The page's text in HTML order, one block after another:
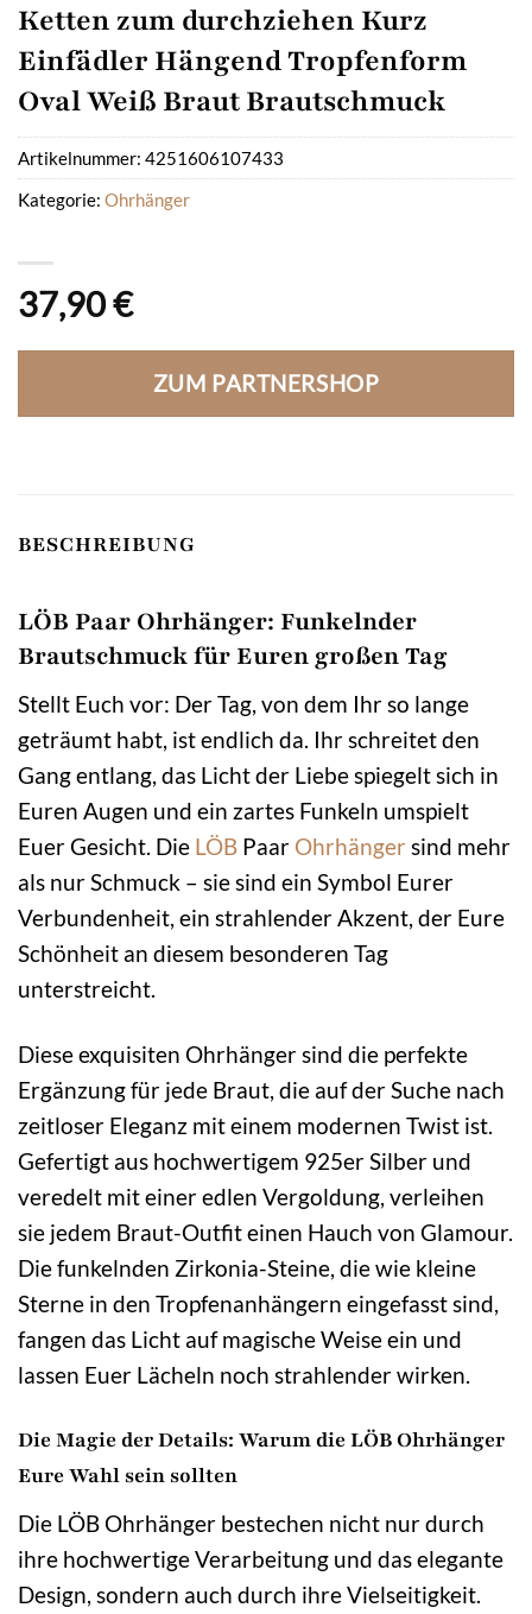
Ketten zum durchziehen Kurz
Einfädler Hängend Tropfenform
Oval Weiß Braut Brautschmuck
37,90€
ZUM PARTNERSHOP
Artikelnummer: 4251606107433
Kategorie: Ohrhänger
BESCHREIBUNG
LÖB Paar Ohrhänger: Funkelnder
Brautschmuck für Euren großen Tag
Stellt Euch vor: Der Tag, von dem Ihr so lange
geträumt habt, ist endlich da. Ihr schreitet den
Gang entlang, das Licht der Liebe spiegelt sich in
Euren Augen und ein zartes Funkeln umspielt
Euer Gesicht. Die LÖB Paar Ohrhänger sind mehr
als nur Schmuck – sie sind ein Symbol Eurer
Verbundenheit, ein strahlender Akzent, der Eure
Schönheit an diesem besonderen Tag
unterstreicht.
Diese exquisiten Ohrhänger sind die perfekte
Ergänzung für jede Braut, die auf der Suche nach
zeitloser Eleganz mit einem modernen Twist ist.
Gefertigt aus hochwertigem 925er Silber und
veredelt mit einer edlen Vergoldung, verleihen
sie jedem Braut-Outfit einen Hauch von Glamour.
Die funkelnden Zirkonia-Steine, die wie kleine
Sterne in den Tropfenanhängern eingefasst sind,
fangen das Licht auf magische Weise ein und
lassen Euer Lächeln noch strahlender wirken.
Die Magie der Details: Warum die LÖB Ohrhänger
Eure Wahl sein sollten
Die LÖB Ohrhänger bestechen nicht nur durch
ihre hochwertige Verarbeitung und das elegante
Design, sondern auch durch ihre Vielseitigkeit.